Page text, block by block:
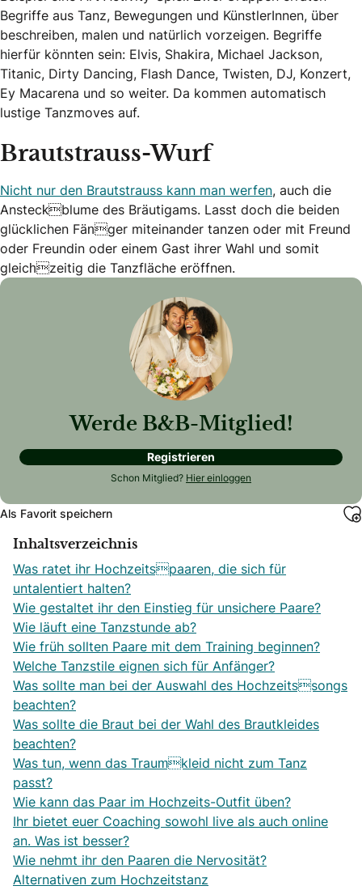
Begriffe aus Tanz, Bewegungen und KünstlerInnen, über
beschreiben, malen und natürlich vorzeigen. Begriffe
hierfür könnten sein: Elvis, Shakira, Michael Jackson,
Titanic, Dirty Dancing, Flash Dance, Twisten, DJ, Konzert,
Ey Macarena und so weiter. Da kommen automatisch
lustige Tanzmoves auf.
Brautstrauss-Wurf
Nicht nur den Brautstrauss kann man werfen, auch die
Ansteckblume des Bräutigams. Lasst doch die beiden
glücklichen Fänger miteinander tanzen oder mit Freund
oder Freundin oder einem Gast ihrer Wahl und somit
gleichzeitig die Tanzfläche eröffnen.
Werde B&B-Mitglied!
Registrieren
Schon Mitglied? Hier einloggen
Als Favorit speichern
Inhaltsverzeichnis
Was ratet ihr Hochzeitspaaren, die sich für
untalentiert halten?
Wie gestaltet ihr den Einstieg für unsichere Paare?
Wie läuft eine Tanzstunde ab?
Wie früh sollten Paare mit dem Training beginnen?
Welche Tanzstile eignen sich für Anfänger?
Was sollte man bei der Auswahl des Hochzeitssongs
beachten?
Was sollte die Braut bei der Wahl des Brautkleides
beachten?
Was tun, wenn das Traumkleid nicht zum Tanz
passt?
Wie kann das Paar im Hochzeits-Outfit üben?
Ihr bietet euer Coaching sowohl live als auch online
an. Was ist besser?
Wie nehmt ihr den Paaren die Nervosität?
Alternativen zum Hochzeitstanz